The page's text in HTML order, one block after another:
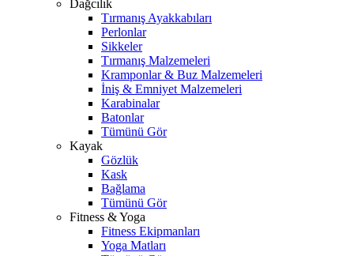
Dağcılık
Tırmanış Ayakkabıları
Perlonlar
Sikkeler
Tırmanış Malzemeleri
Kramponlar & Buz Malzemeleri
İniş & Emniyet Malzemeleri
Karabinalar
Batonlar
Tümünü Gör
Kayak
Gözlük
Kask
Bağlama
Tümünü Gör
Fitness & Yoga
Fitness Ekipmanları
Yoga Matları